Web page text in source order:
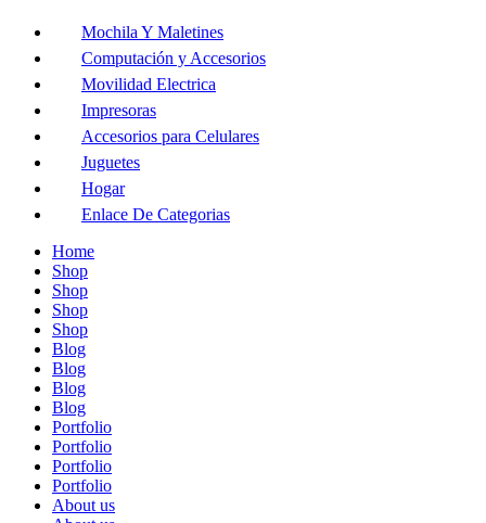
Mochila Y Maletines
Computación y Accesorios
Movilidad Electrica
Impresoras
Accesorios para Celulares
Juguetes
Hogar
Enlace De Categorias
Home
Shop
Shop
Shop
Shop
Blog
Blog
Blog
Blog
Portfolio
Portfolio
Portfolio
Portfolio
About us